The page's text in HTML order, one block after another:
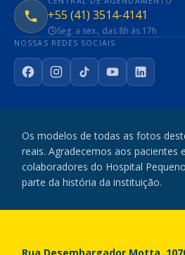
+55 (41) 3514-4141
Seg. a sex., das 8h às 17h
NOSSAS REDES SOCIAIS
FacebookInstagram
TikTokYouTubeLinkedIn
Os modelos de todas as fotos
reais. Agradecemos aos pacientes
colaboradores do Hospital
parte da história da instituição.